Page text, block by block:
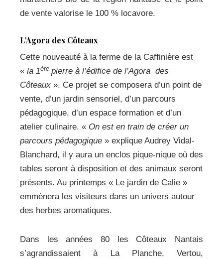
de vente valorise le 100 % locavore.
L’Agora des Côteaux
Cette nouveauté à la ferme de la Caffinière est
« la 1ère pierre à l’édifice de l’Agora des
Côteaux ». Ce projet se composera d’un point de
vente, d’un jardin sensoriel, d’un parcours
pédagogique, d’un espace formation et d’un
atelier culinaire. « On est en train de créer un
parcours pédagogique » explique Audrey Vidal-
Blanchard, il y aura un enclos pique-nique où des
tables seront à disposition et des animaux seront
présents. Au printemps « Le jardin de Calie »
emmènera les visiteurs dans un univers autour
des herbes aromatiques.
Dans les années 80 les Côteaux Nantais
s’agrandissaient à La Planche, Vertou,